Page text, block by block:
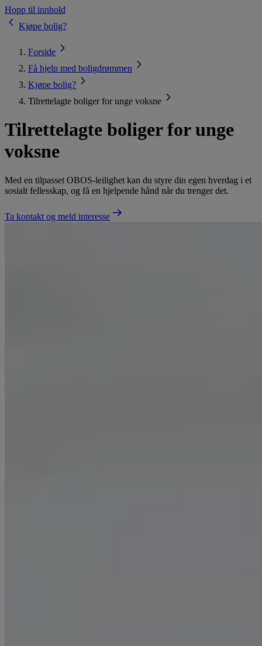
Hopp til innhold
Kjøpe bolig?
Forside
Få hjelp med boligdrømmen
Kjøpe bolig?
Tilrettelagte boliger for unge voksne
Tilrettelagte boliger for unge
voksne
Med en tilpasset OBOS-leilighet kan du styre din egen hverdag i et
sosialt fellesskap, og få en hjelpende hånd når du trenger det.
Ta kontakt og meld interesse